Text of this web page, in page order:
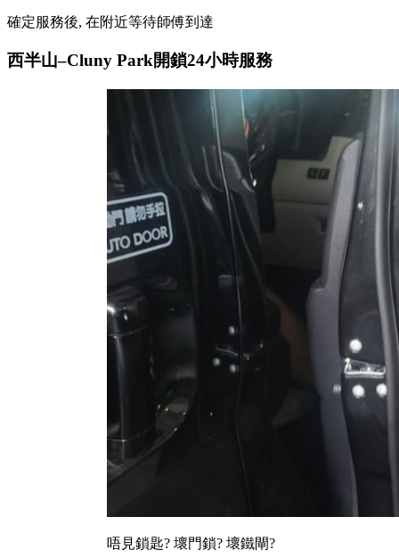
確定服務後, 在附近等待師傅到達
西半山–Cluny Park開鎖24小時服務
唔見鎖匙? 壞門鎖? 壞鐵閘?